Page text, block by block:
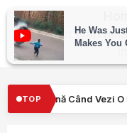
Skip
content
Nicușor Dan
TOP
Albă Atârnată De